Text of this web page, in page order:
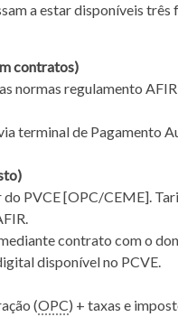
a estar disponíveis
contratos)
normas regulamento
terminal de Pagamento
PVCE [OPC/CEME].​
contrato com o
disponível no PCVE.​
(OPC) + taxas e